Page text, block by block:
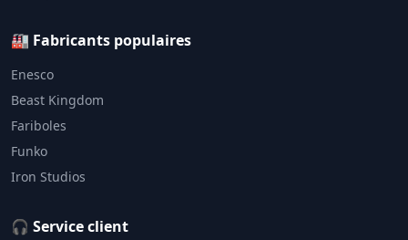
🏭 Fabricants populaires
Enesco
Beast Kingdom
Fariboles
Funko
Iron Studios
🎧 Service client